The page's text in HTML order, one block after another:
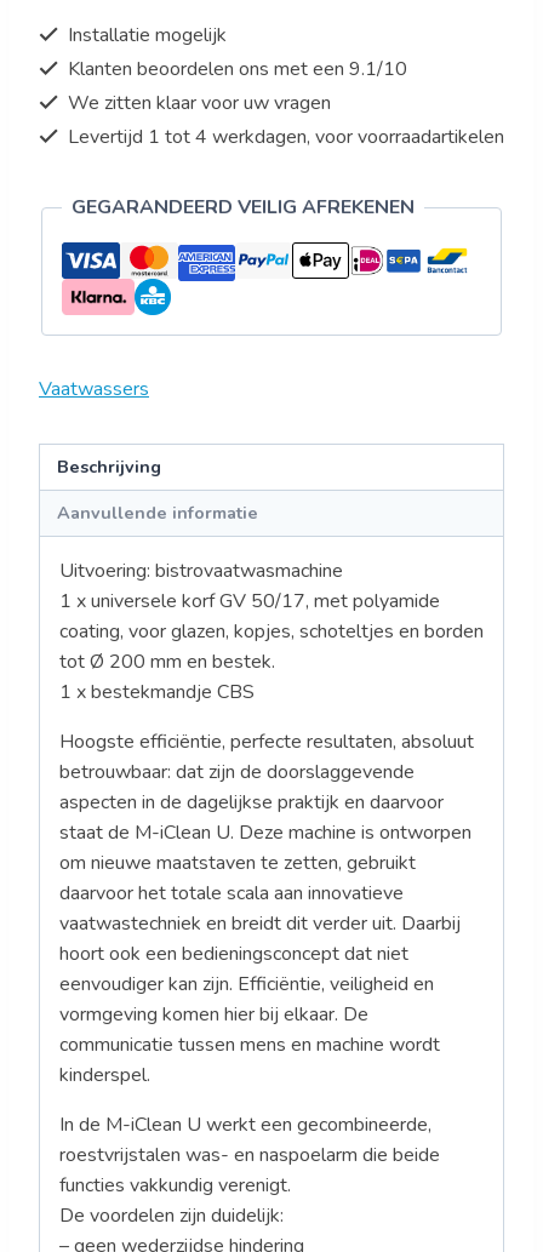
Installatie mogelijk
Klanten beoordelen ons met een 9.1/10
We zitten klaar voor uw vragen
Levertijd 1 tot 4 werkdagen, voor voorraadartikelen
GEGARANDEERD VEILIG AFREKENEN
Vaatwassers
Beschrijving
Aanvullende informatie
Uitvoering: bistrovaatwasmachine
1 x universele korf GV 50/17, met polyamide
coating, voor glazen, kopjes, schoteltjes en borden
tot Ø 200 mm en bestek.
1 x bestekmandje CBS
Hoogste efficiëntie, perfecte resultaten, absoluut
betrouwbaar: dat zijn de doorslaggevende
aspecten in de dagelijkse praktijk en daarvoor
staat de M-iClean U. Deze machine is ontworpen
om nieuwe maatstaven te zetten, gebruikt
daarvoor het totale scala aan innovatieve
vaatwastechniek en breidt dit verder uit. Daarbij
hoort ook een bedieningsconcept dat niet
eenvoudiger kan zijn. Efficiëntie, veiligheid en
vormgeving komen hier bij elkaar. De
communicatie tussen mens en machine wordt
kinderspel.
In de M-iClean U werkt een gecombineerde,
roestvrijstalen was- en naspoelarm die beide
functies vakkundig verenigt.
De voordelen zijn duidelijk:
– geen wederzijdse hindering